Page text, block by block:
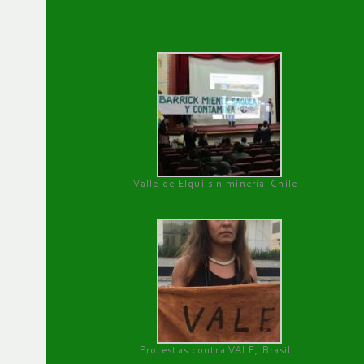
Valle de Elqui sin minería. Chile
Protestas contra VALE, Brasil